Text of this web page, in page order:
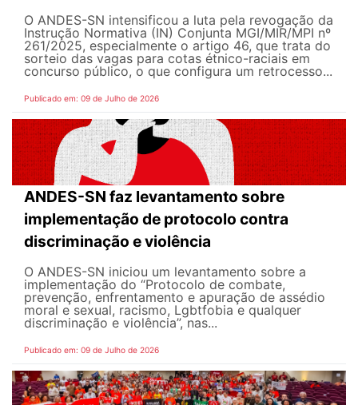
O ANDES-SN intensificou a luta pela revogação da
Instrução Normativa (IN) Conjunta MGI/MIR/MPI nº
261/2025, especialmente o artigo 46, que trata do
sorteio das vagas para cotas étnico-raciais em
concurso público, o que configura um retrocesso...
Publicado em: 09 de Julho de 2026
ANDES-SN faz levantamento sobre
implementação de protocolo contra
discriminação e violência
O ANDES-SN iniciou um levantamento sobre a
implementação do “Protocolo de combate,
prevenção, enfrentamento e apuração de assédio
moral e sexual, racismo, Lgbtfobia e qualquer
discriminação e violência”, nas...
Publicado em: 09 de Julho de 2026